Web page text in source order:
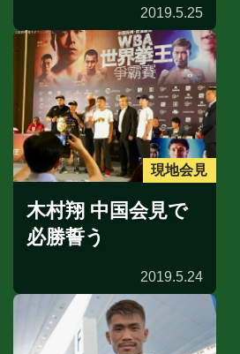
2019.5.25
現地会見
木村翔 中国会見で
必勝誓う
2019.5.24